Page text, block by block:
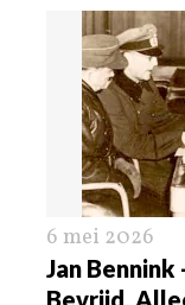
6 mei 2026
Jan
Bevrijd,